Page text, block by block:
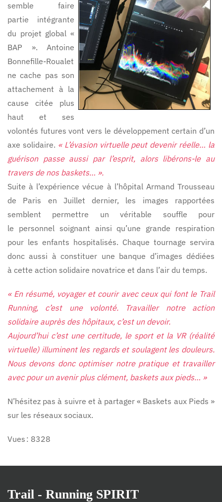
semble faire
partie intégrante
du projet global «
BAP ». Antoine
Bonnefille-Roualet
ne cache pas son
attachement à la
cause citée plus
haut et ses
volontés futures vont vers le développement certain d’un
axe solidaire. « L’évasion virtuelle peut devenir réelle… la
guérison passe aussi par l’esprit, alors libérons-le au
travers de nos baskets… ».
Suite à l’expérience vécue à l’hôpital Armand Trousseau
de Paris en Juillet dernier, les images rapportées
semblent permettre un véritable souffle pour
le personnel soignant ainsi qu’une grande respiration
pour les enfants hospitalisés. Chaque tournage servira
donc aussi à constituer une banque d’images dédiées
à cette action solidaire novatrice et dans l’air du temps.
« En résumé, voyager et courir avec ceux qui font le Trail
Running, c’est une volonté. Travailler notre action
solidaire auprès des hôpitaux, c’est un devoir.
Aujourd’hui c’est une certitude, le sport et la VR (réalité
virtuelle) illuminent les regards et soulagent les douleurs.
Nous devons donc optimiser notre pratique et travailler
avec pour un avenir plus clément, baskets aux pieds… »
N’hésitez pas à suivre et à partager « Baskets aux Pieds »
sur les réseaux sociaux.
Vues : 8328
Trail - Running SPIRIT